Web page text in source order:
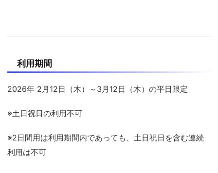
利用期間
2026年 2月12日（木）～3月12日（木）の平日限定
※土日祝日の利用不可
※2日間用は利用期間内であっても、土日祝日を含む連続
利用は不可